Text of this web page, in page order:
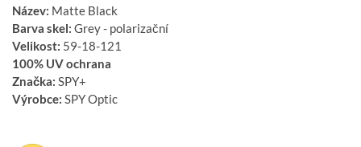
Název: Matte Black
Barva skel: Grey - polarizační
Velikost: 59-18-121
100% UV ochrana
Značka: SPY+
Výrobce: SPY Optic